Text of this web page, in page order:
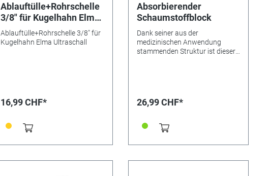
Ablauftülle+Rohrschelle
3/8" für Kugelhahn Elma
Ultraschall
Ablauftülle+Rohrschelle 3/8" für
Kugelhahn Elma Ultraschall
16,99 CHF*
Absorbierender
Schaumstoffblock
Dank seiner aus der
medizinischen Anwendung
stammenden Struktur ist dieser
Maße: 80 x 33 x 31 mm
26,99 CHF*